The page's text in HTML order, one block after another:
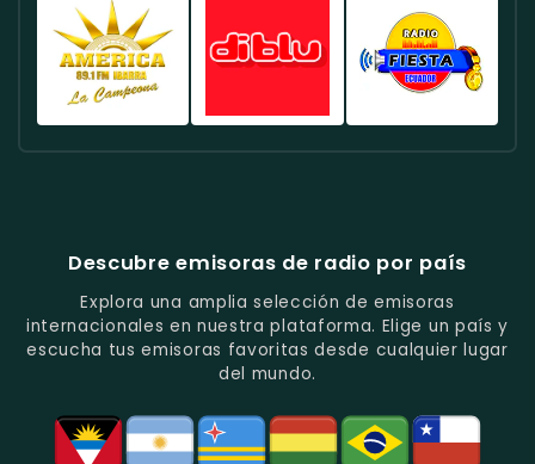
Deportes
Y
Fútbol
Quito.
Actuales
En
Música
Quito.
Canela
Ecuador
Música
Tropical
Y
Ecuador
-
Programas
Quito
Ecuador
-
Emisora
Con
Música
Del
Recuerdo
En
Quito.
Estación
De
Los
Deportes
En
Guayaquil.
Populares
Y
Folclore
En
Azogues.
Descubre emisoras de radio por país
Explora una amplia selección de emisoras
internacionales en nuestra plataforma. Elige un país y
escucha tus emisoras favoritas desde cualquier lugar
del mundo.